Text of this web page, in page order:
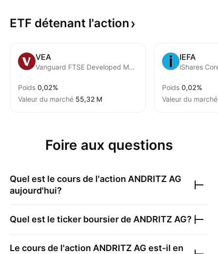
ETF détenant l'action
VEA
Vanguard FTSE Developed Markets ETF
Poids 0,02%
Valeur du marché ‪55,32 M‬
IEFA
iShares
Poids 0,02%
Valeur du marché
Foire aux questions
Quel est le cours de l'action ANDRITZ AG
aujourd'hui?
Quel est le ticker boursier de ANDRITZ AG?
Le cours de l'action ANDRITZ AG est-il en